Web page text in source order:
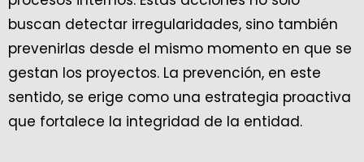
buscan detectar irregularidades, sino también
prevenirlas desde el mismo momento en que se
gestan los proyectos. La prevención, en este
sentido, se erige como una estrategia proactiva
que fortalece la integridad de la entidad.